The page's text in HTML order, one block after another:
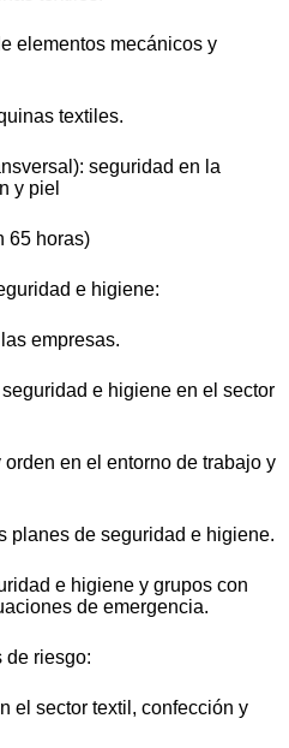
elementos mecánicos y
textiles.
seguridad en la
y piel
65 horas)
e higiene:
empresas.
e higiene en el sector
en el entorno de trabajo y
planes de seguridad e higiene.
e higiene y grupos con
de emergencia.
de riesgo:
el sector textil, confección y